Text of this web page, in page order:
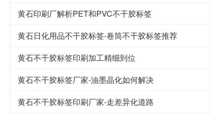
黄石印刷厂解析PET和PVC不干胶标签
黄石日化用品不干胶标签-卷筒不干胶标签推荐
黄石不干胶标签印刷加工精细到位
黄石不干胶标签厂家-油墨晶化如何解决
黄石​不干胶标签印刷厂家-走差异化道路